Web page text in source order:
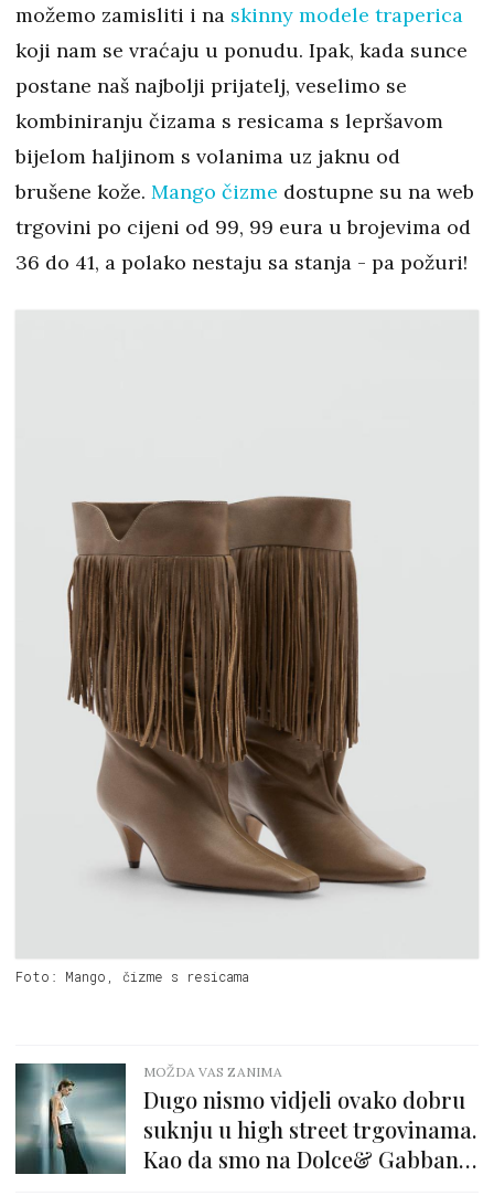
možemo zamisliti i na skinny modele traperica
koji nam se vraćaju u ponudu. Ipak, kada sunce
postane naš najbolji prijatelj, veselimo se
kombiniranju čizama s resicama s lepršavom
bijelom haljinom s volanima uz jaknu od
brušene kože. Mango čizme dostupne su na web
trgovini po cijeni od 99, 99 eura u brojevima od
36 do 41, a polako nestaju sa stanja - pa požuri!
Foto: Mango, čizme s resicama
MOŽDA VAS ZANIMA
Dugo nismo vidjeli ovako dobru
suknju u high street trgovinama.
Kao da smo na Dolce& Gabbana